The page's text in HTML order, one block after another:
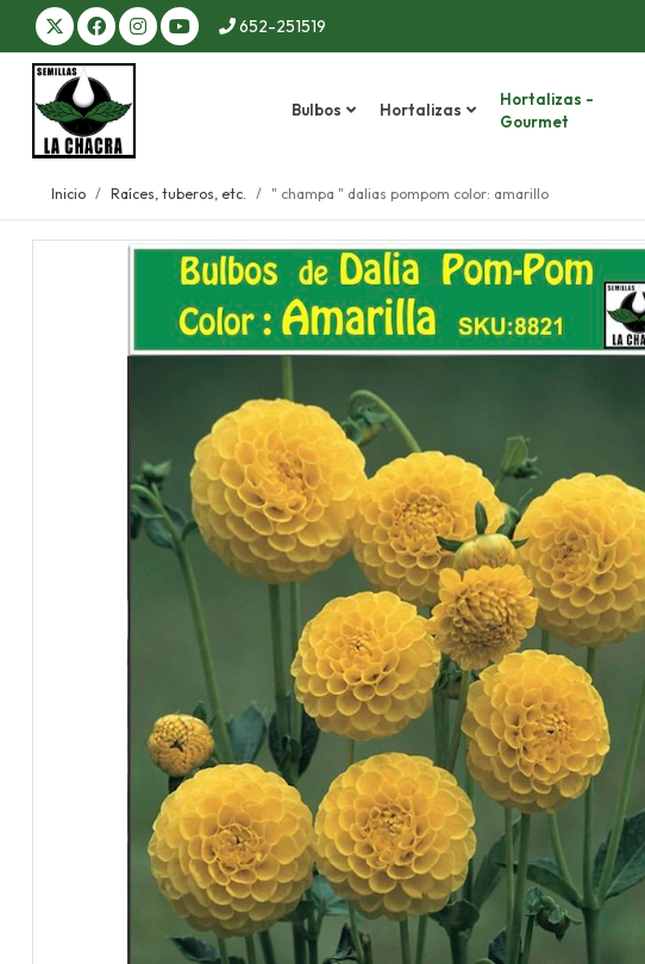
652-251519
Bulbos Hortalizas
Hortalizas -
Gourmet
Inicio Raíces, tuberos, etc. " champa " dalias pompom color: amarillo